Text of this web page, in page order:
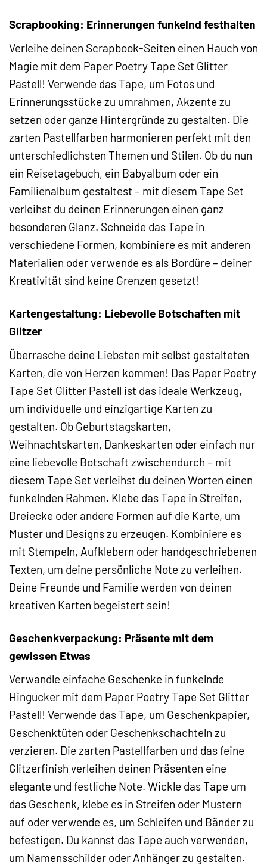
Scrapbooking: Erinnerungen funkelnd festhalten
Verleihe deinen Scrapbook-Seiten einen Hauch von
Magie mit dem Paper Poetry Tape Set Glitter
Pastell! Verwende das Tape, um Fotos und
Erinnerungsstücke zu umrahmen, Akzente zu
setzen oder ganze Hintergründe zu gestalten. Die
zarten Pastellfarben harmonieren perfekt mit den
unterschiedlichsten Themen und Stilen. Ob du nun
ein Reisetagebuch, ein Babyalbum oder ein
Familienalbum gestaltest – mit diesem Tape Set
verleihst du deinen Erinnerungen einen ganz
besonderen Glanz. Schneide das Tape in
verschiedene Formen, kombiniere es mit anderen
Materialien oder verwende es als Bordüre – deiner
Kreativität sind keine Grenzen gesetzt!
Kartengestaltung: Liebevolle Botschaften mit
Glitzer
Überrasche deine Liebsten mit selbst gestalteten
Karten, die von Herzen kommen! Das Paper Poetry
Tape Set Glitter Pastell ist das ideale Werkzeug,
um individuelle und einzigartige Karten zu
gestalten. Ob Geburtstagskarten,
Weihnachtskarten, Dankeskarten oder einfach nur
eine liebevolle Botschaft zwischendurch – mit
diesem Tape Set verleihst du deinen Worten einen
funkelnden Rahmen. Klebe das Tape in Streifen,
Dreiecke oder andere Formen auf die Karte, um
Muster und Designs zu erzeugen. Kombiniere es
mit Stempeln, Aufklebern oder handgeschriebenen
Texten, um deine persönliche Note zu verleihen.
Deine Freunde und Familie werden von deinen
kreativen Karten begeistert sein!
Geschenkverpackung: Präsente mit dem
gewissen Etwas
Verwandle einfache Geschenke in funkelnde
Hingucker mit dem Paper Poetry Tape Set Glitter
Pastell! Verwende das Tape, um Geschenkpapier,
Geschenktüten oder Geschenkschachteln zu
verzieren. Die zarten Pastellfarben und das feine
Glitzerfinish verleihen deinen Präsenten eine
elegante und festliche Note. Wickle das Tape um
das Geschenk, klebe es in Streifen oder Mustern
auf oder verwende es, um Schleifen und Bänder zu
befestigen. Du kannst das Tape auch verwenden,
um Namensschilder oder Anhänger zu gestalten.